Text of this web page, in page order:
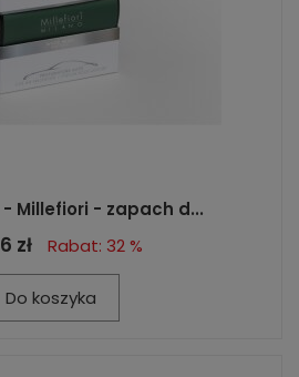
Millefiori - zapach d...
zł Rabat: 32 %
Do koszyka